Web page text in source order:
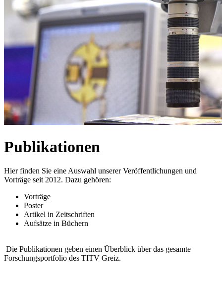
Publikationen
Hier finden Sie eine Auswahl unserer Veröffentlichungen und
Vorträge seit 2012. Dazu gehören:
Vorträge
Poster
Artikel in Zeitschriften
Aufsätze in Büchern
Die Publikationen geben einen Überblick über das gesamte
Forschungsportfolio des TITV Greiz.